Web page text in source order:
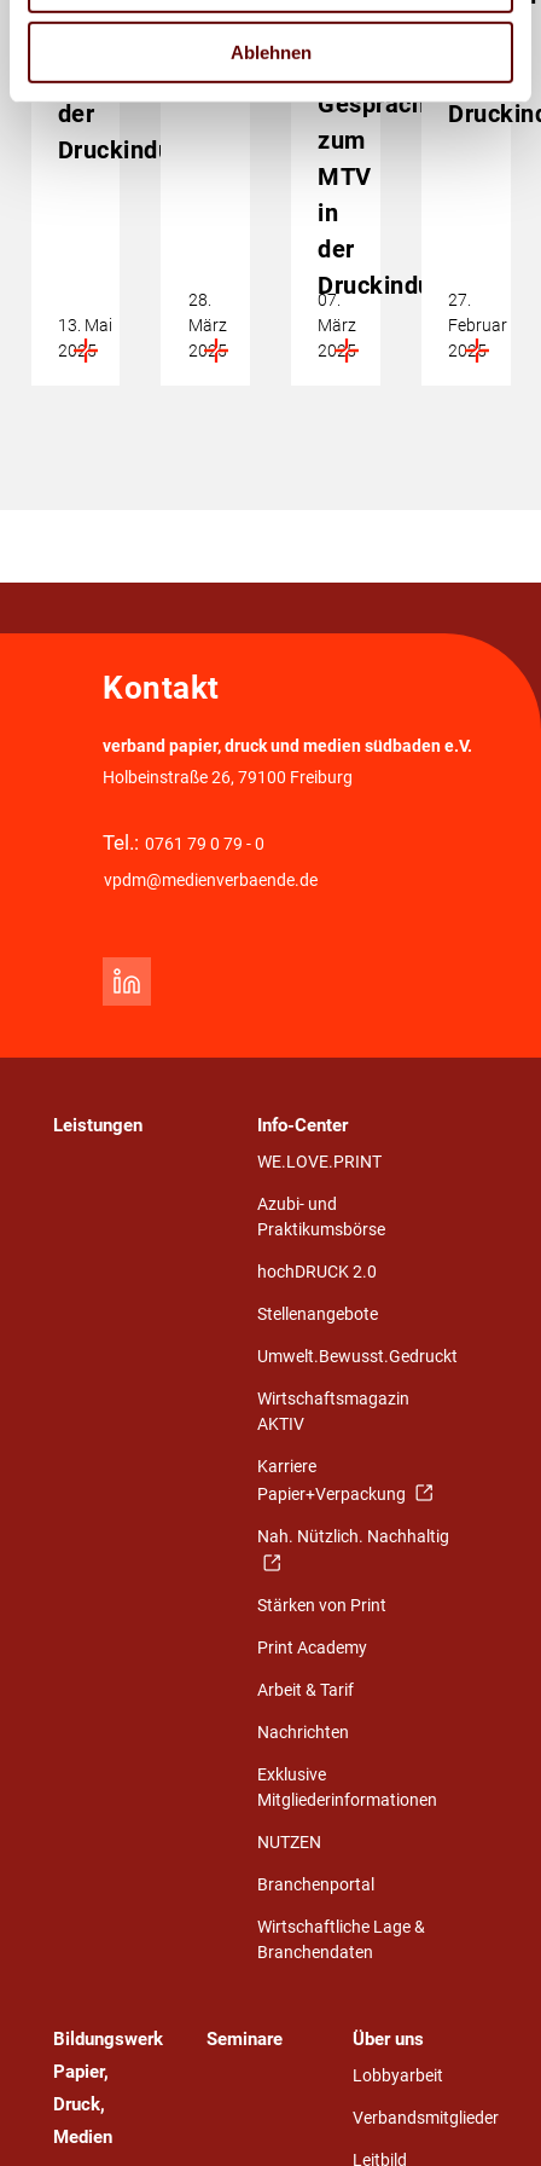
Ablehnen
in
der
Druckindustrie
13. Mai
2025
Druckindustrie
28.
März
2025
Zeitungsverlage
Gespräche
zum
MTV
in
der
Druckindustrie
07.
März
2025
der
27.
Februar
2025
Kontakt
verband papier, druck und medien südbaden e.V.
Holbeinstraße 26, 79100 Freiburg
Tel.: 0761 79 0 79 - 0
vpdm@medienverbaende.de
Leistungen Info-Center
WE.LOVE.PRINT
Azubi- und
Praktikumsbörse
hochDRUCK 2.0
Stellenangebote
Umwelt.Bewusst.Gedruckt
Wirtschaftsmagazin
AKTIV
Karriere
Papier+Verpackung
Nah. Nützlich. Nachhaltig
Stärken von Print
Print Academy
Arbeit & Tarif
Nachrichten
Exklusive
Mitgliederinformationen
NUTZEN
Branchenportal
Wirtschaftliche Lage &
Branchendaten
Bildungswerk
Papier,
Druck,
Medien
Seminare Über uns
Lobbyarbeit
Verbandsmitglieder
Leitbild